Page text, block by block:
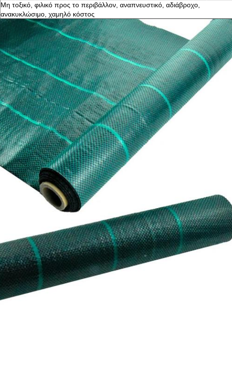
Μη τοξικό, φιλικό προς το περιβάλλον, αναπνευστικό, αδιάβροχο,
ανακυκλώσιμο, χαμηλό κόστος